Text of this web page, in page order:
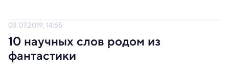
03.07.2019, 14:55
10 научных слов родом из
фантастики